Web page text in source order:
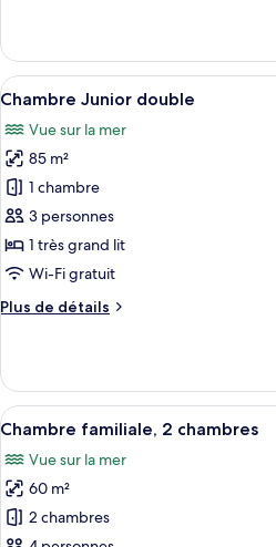
Suite
familiale
Afficher
toutes
les
photos
pour
ce
type
de
chambre :
Chambre
9
Chambre Junior double
Vue sur la mer
85 m²
1 chambre
3 personnes
1 très grand lit
Wi-Fi gratuit
Plus de détails
Plus
Chambre
Junior
double
Afficher
toutes
les
photos
pour
6
Chambre familiale, 2 chambres
Vue sur la mer
60 m²
2 chambres